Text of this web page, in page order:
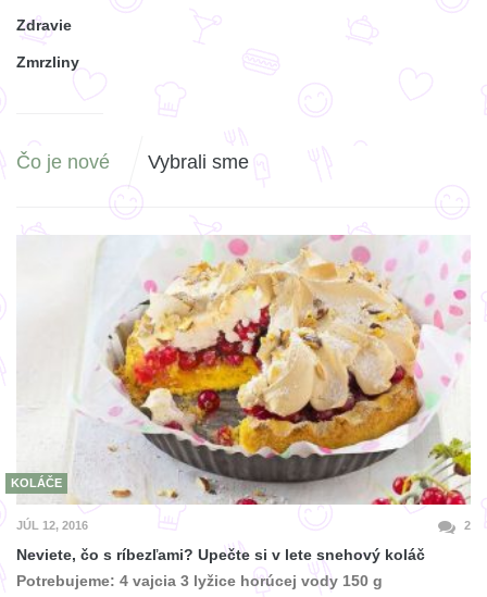
Zdravie
Zmrzliny
Čo je nové Vybrali sme
KOLÁČE
JÚL 12, 2016 2
Neviete, čo s ríbezľami? Upečte si v lete snehový koláč
Potrebujeme: 4 vajcia 3 lyžice horúcej vody 150 g